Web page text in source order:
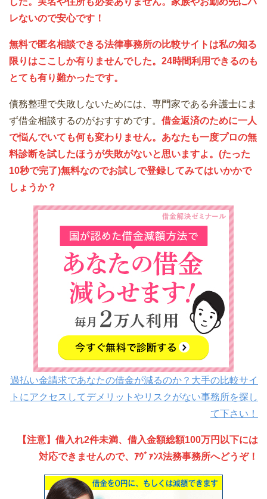
レないので安心です！
無料で匿名相談できる法律事務所の比較サイトは私の知る
限りはここしか有りませんでした。24時間利用できるのも
とても有り難かったです。
債務整理で失敗しないためには、専門家である弁護士にま
ず借金相談するのがおすすめです。 借金返済のために一人
で悩んでいても何も変わりません。あなたも一度プロの無
料診断を試したほうが失敗がないと思いますよ。(たった
10秒で完了)無料なのでお試しで登録してみてはいかかで
しょうか？
過払い金請求であなたの借金が減るのか？大手の比較サイ
トにアクセスしてデメリットやリスクがない事務所を探し
て下さい！
【注意】借入れ2件未満、借入金額総額100万円以下には
対応できませんので、ｱｳﾞｧﾝｽ法務事務所へどうぞ！